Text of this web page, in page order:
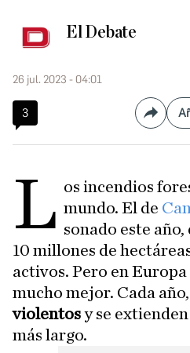
El Debate
26 jul. 2023 - 04:01
3
L os incendios
mundo. El de
sonado este
10 millones de
activos. Pero en
mucho mejor. Cada
violentosy se
más largo.